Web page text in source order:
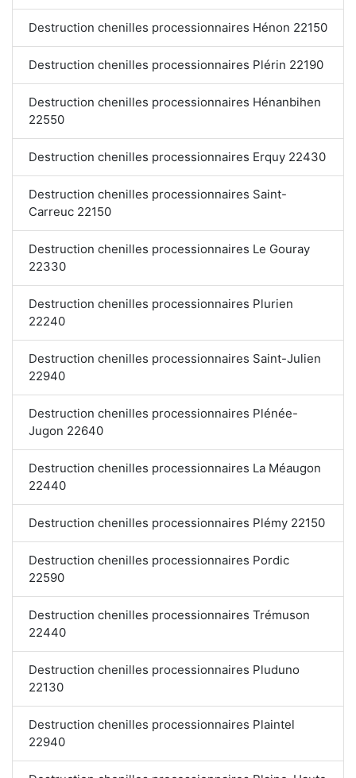
Destruction chenilles processionnaires Hénon 22150
Destruction chenilles processionnaires Plérin 22190
Destruction chenilles processionnaires Hénanbihen
22550
Destruction chenilles processionnaires Erquy 22430
Destruction chenilles processionnaires Saint-
Carreuc 22150
Destruction chenilles processionnaires Le Gouray
22330
Destruction chenilles processionnaires Plurien
22240
Destruction chenilles processionnaires Saint-Julien
22940
Destruction chenilles processionnaires Plénée-
Jugon 22640
Destruction chenilles processionnaires La Méaugon
22440
Destruction chenilles processionnaires Plémy 22150
Destruction chenilles processionnaires Pordic
22590
Destruction chenilles processionnaires Trémuson
22440
Destruction chenilles processionnaires Pluduno
22130
Destruction chenilles processionnaires Plaintel
22940